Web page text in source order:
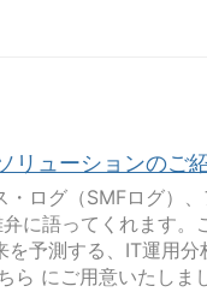
ューションのご
ログ（SMFログ）
に語ってくれます。
を予測する、IT運用分
ら にご用意いたしま